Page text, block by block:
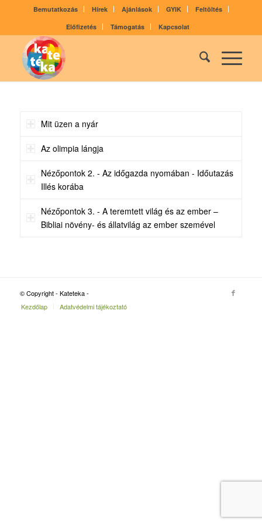
Bemutatkozás Hírek Ajánlások GYIK
Feltöltés
Előfizetés
Támogatás Kapcsolat
Mit üzen a nyár
Az olimpia lángja
Nézőpontok 2. - Az időgazda nyomában - Időutazás
Illés korába
Nézőpontok 3. - A teremtett világ és az ember –
Bibliai növény- és állatvilág az ember szemével
© Copyright - Kateteka -
Kezdőlap
Adatvédelmi tájékoztató